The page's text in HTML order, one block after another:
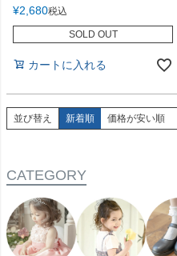
¥2,680税込
SOLD OUT
カートに入れる
並び替え 新着順 価格が安い順
CATEGORY